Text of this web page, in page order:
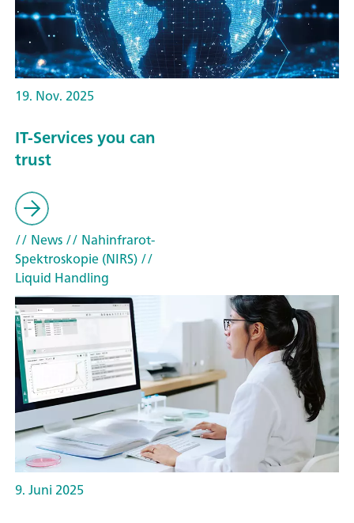
19. Nov. 2025
IT-Services you can
trust
// News// Nahinfrarot-
Spektroskopie (NIRS)//
Liquid Handling
9. Juni 2025